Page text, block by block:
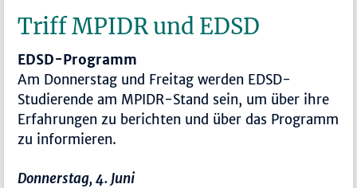
Triff MPIDR und EDSD
EDSD-Programm
Am Donnerstag und Freitag werden EDSD-
Studierende am MPIDR-Stand sein, um über ihre
Erfahrungen zu berichten und über das Programm
zu informieren.
Donnerstag, 4. Juni